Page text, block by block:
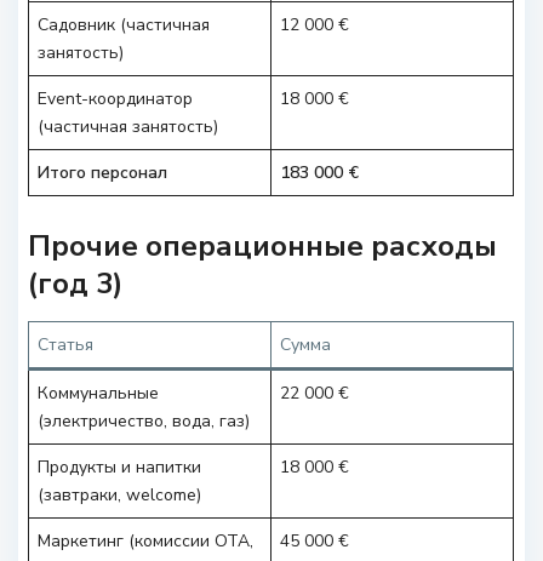
Садовник (частичная
занятость)
12 000 €
Event-координатор
(частичная занятость)
18 000 €
Итого персонал 183 000 €
Прочие операционные расходы
(год 3)
Статья Сумма
Коммунальные
(электричество, вода, газ)
22 000 €
Продукты и напитки
(завтраки, welcome)
18 000 €
Маркетинг (комиссии OTA,
45 000 €